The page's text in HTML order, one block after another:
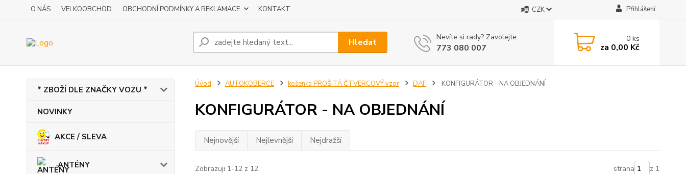
O NÁS VELKOOBCHOD OBCHODNÍ PODMÍNKY A REKLAMACE KONTAKT CZK Přihlášení
Hledat Nevíte si rady? Zavolejte.
773 080 007
0ks
za 0,00 Kč
* ZBOŽÍ DLE ZNAČKY VOZU *
NOVINKY
AKCE / SLEVA
ANTÉNY
Úvod AUTOKOBERCE koženka PROŠITÁ ČTVERCOVÝ vzor DAF KONFIGURÁTOR - NA OBJEDNÁNÍ
KONFIGURÁTOR - NA OBJEDNÁNÍ
Nejnovější Nejlevnější Nejdražší
Zobrazuji 1-12 z 12 strana z 1